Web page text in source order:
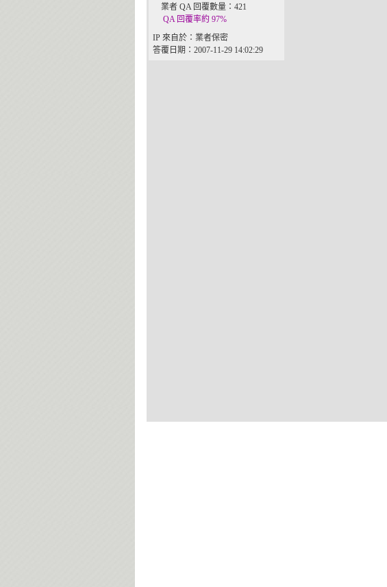
業者 QA 回覆數量：421
QA 回覆率約 97%
IP 來自於：業者保密
答覆日期：2007-11-29 14:02:29